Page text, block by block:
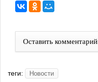
Оставить комментарий
теги: Новости